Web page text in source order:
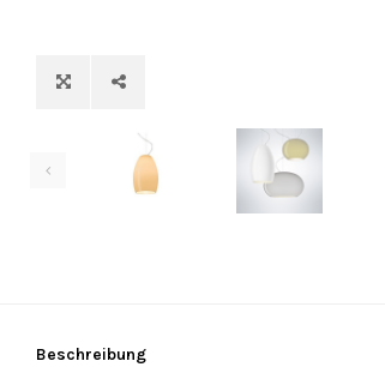
Beschreibung